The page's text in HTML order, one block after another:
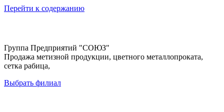
Перейти к содержанию
Группа Предприятий "СОЮЗ"
Продажа метизной продукции, цветного металлопроката,
сетка рабица,
Выбрать филиал